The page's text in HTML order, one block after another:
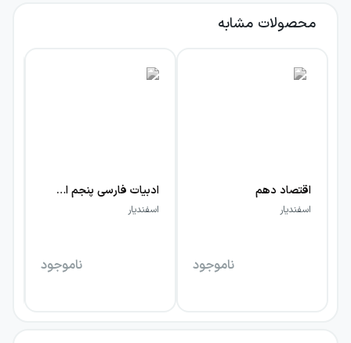
محصولات مشابه
اقتصاد دهم
اسفندیار
ناموجود
ادبیات فارسی پنجم ابتدایی اسفندیار
اسفندیار
ناموجود